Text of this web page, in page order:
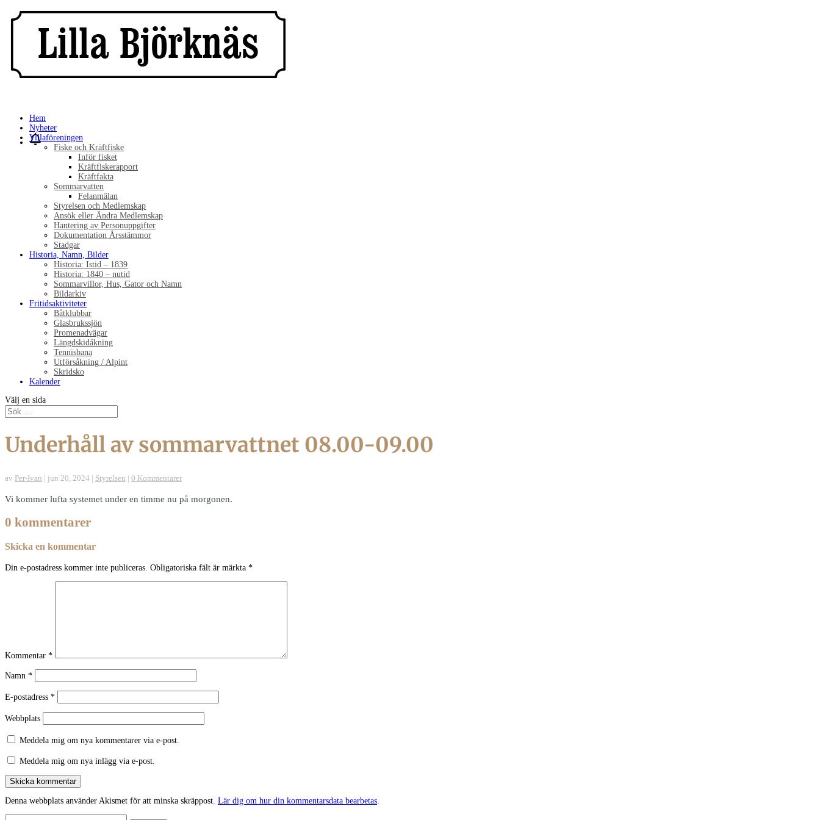
Hem
Nyheter
Villaföreningen
Fiske och Kräftfiske
Inför fisket
Kräftfiskerapport
Kräftfakta
Sommarvatten
Felanmälan
Styrelsen och Medlemskap
Ansök eller Ändra Medlemskap
Hantering av Personuppgifter
Dokumentation Årsstämmor
Stadgar
Historia, Namn, Bilder
Historia: Istid – 1839
Historia: 1840 – nutid
Sommarvillor, Hus, Gator och Namn
Bildarkiv
Fritidsaktiviteter
Båtklubbar
Glasbrukssjön
Promenadvägar
Längdskidåkning
Tennisbana
Utförsåkning / Alpint
Skridsko
Kalender
Välj en sida
Underhåll av sommarvattnet 08.00-09.00
av Per-Ivan | jun 20, 2024 | Styrelsen | 0 Kommentarer
Vi kommer lufta systemet under en timme nu på morgonen.
0 kommentarer
Skicka en kommentar
Din e-postadress kommer inte publiceras. Obligatoriska fält är märkta *
Kommentar *
Namn *
E-postadress *
Webbplats
Meddela mig om nya kommentarer via e-post.
Meddela mig om nya inlägg via e-post.
Skicka kommentar
Denna webbplats använder Akismet för att minska skräppost. Lär dig om hur din kommentarsdata bearbetas